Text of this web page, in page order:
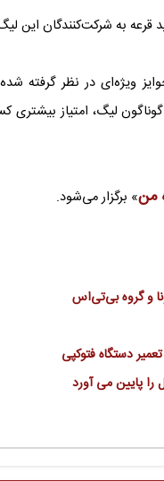
ویژه‌ای در نظر
لیگ، امتیاز بیشتری
من» برگزار می‌شود.
و گروه بی‌تی‌اس
دستگاه فتوکپی